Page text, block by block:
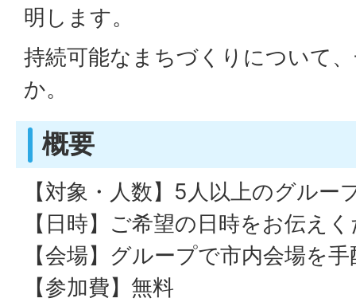
明します。
持続可能なまちづくりについて
か。
概要
【対象・人数】5人以上のグルー
【日時】ご希望の日時をお伝え
【会場】グループで市内会場を
【参加費】無料